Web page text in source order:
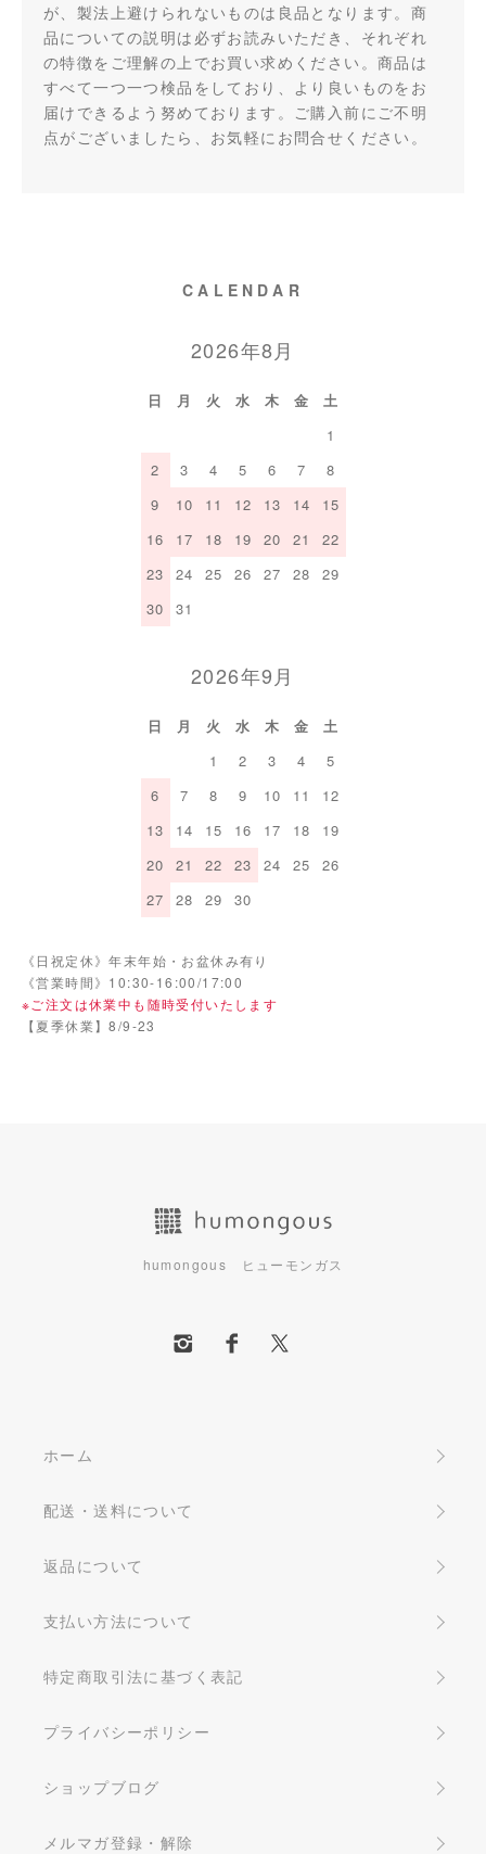
が、製法上避けられないものは良品となります。商
品についての説明は必ずお読みいただき、それぞれ
の特徴をご理解の上でお買い求めください。商品は
すべて一つ一つ検品をしており、より良いものをお
届けできるよう努めております。ご購入前にご不明
点がございましたら、お気軽にお問合せください。
CALENDAR
2026年8月
日 月 火 水 木 金
土
1
2
3 4 5 6 7
8
9
10 11 12 13 14
15
16
17 18 19 20 21
22
23
24 25 26 27 28
29
30
31
2026年9月
日 月 火 水 木 金
土
1
2 3 4
5
6
7 8 9 10 11
12
13
14 15 16 17 18
19
20
21 22 23 24 25
26
27
28 29 30
《日祝定休》年末年始・お盆休み有り
《営業時間》10:30-16:00/17:00
※ご注文は休業中も随時受付いたします
【夏季休業】8/9-23
humongous ヒューモンガス
ホーム
配送・送料について
返品について
支払い方法について
特定商取引法に基づく表記
プライバシーポリシー
ショップブログ
メルマガ登録・解除